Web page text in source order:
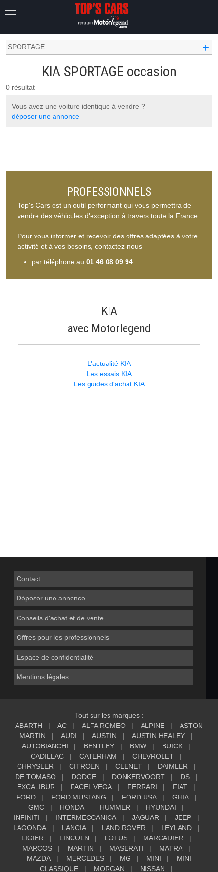
KIA OCCASION
SPORTAGE
+
KIA SPORTAGE occasion
0 résultat
Vous avez une voiture identique à vendre ?
déposer une annonce
PROFESSIONNELS
Top's Cars est un outil performant qui vous permettra de
vendre des véhicules d'exception à travers toute la France.
Pour vous informer et recevoir des offres adaptées à votre
activité et à vos besoins, contactez-nous :
par téléphone au 01 46 08 09 94
KIA
avec Motorlegend
L'actualité KIA
Les essais KIA
Les guides d'achat KIA
Contact
Déposer une annonce
Conseils d'achat et de vente
Offres pour les professionnels
Espace de confidentialité
Mentions légales
Tout sur les marques :
ABARTH
AC ALFA ROMEO ALPINE
ASTON
MARTIN
AUDI AUSTIN
AUSTIN HEALEY
AUTOBIANCHI
BENTLEY BMW
BUICK
CADILLAC
CATERHAM
CHEVROLET
CHRYSLER
CITROEN CLENET
DAIMLER
DE TOMASO
DODGE DONKERVOORT
DS
EXCALIBUR
FACEL VEGA FERRARI
FIAT
FORD
FORD MUSTANG FORD USA
GHIA
GMC
HONDA HUMMER
HYUNDAI
INFINITI
INTERMECCANICA JAGUAR
JEEP
LAGONDA
LANCIA LAND ROVER
LEYLAND
LIGIER
LINCOLN LOTUS
MARCADIER
MARCOS
MARTIN MASERATI
MATRA
MAZDA
MERCEDES MG MINI
MINI
CLASSIQUE
MORGAN NISSAN